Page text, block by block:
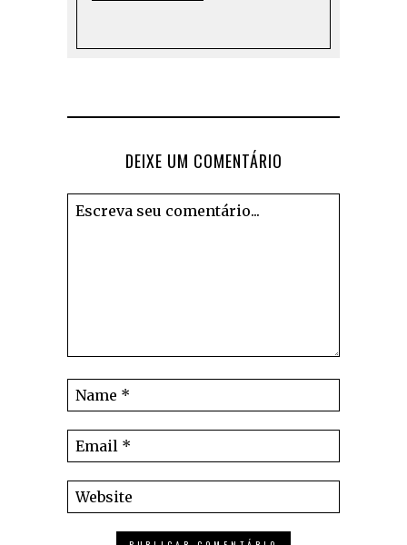
DEIXE UM COMENTÁRIO